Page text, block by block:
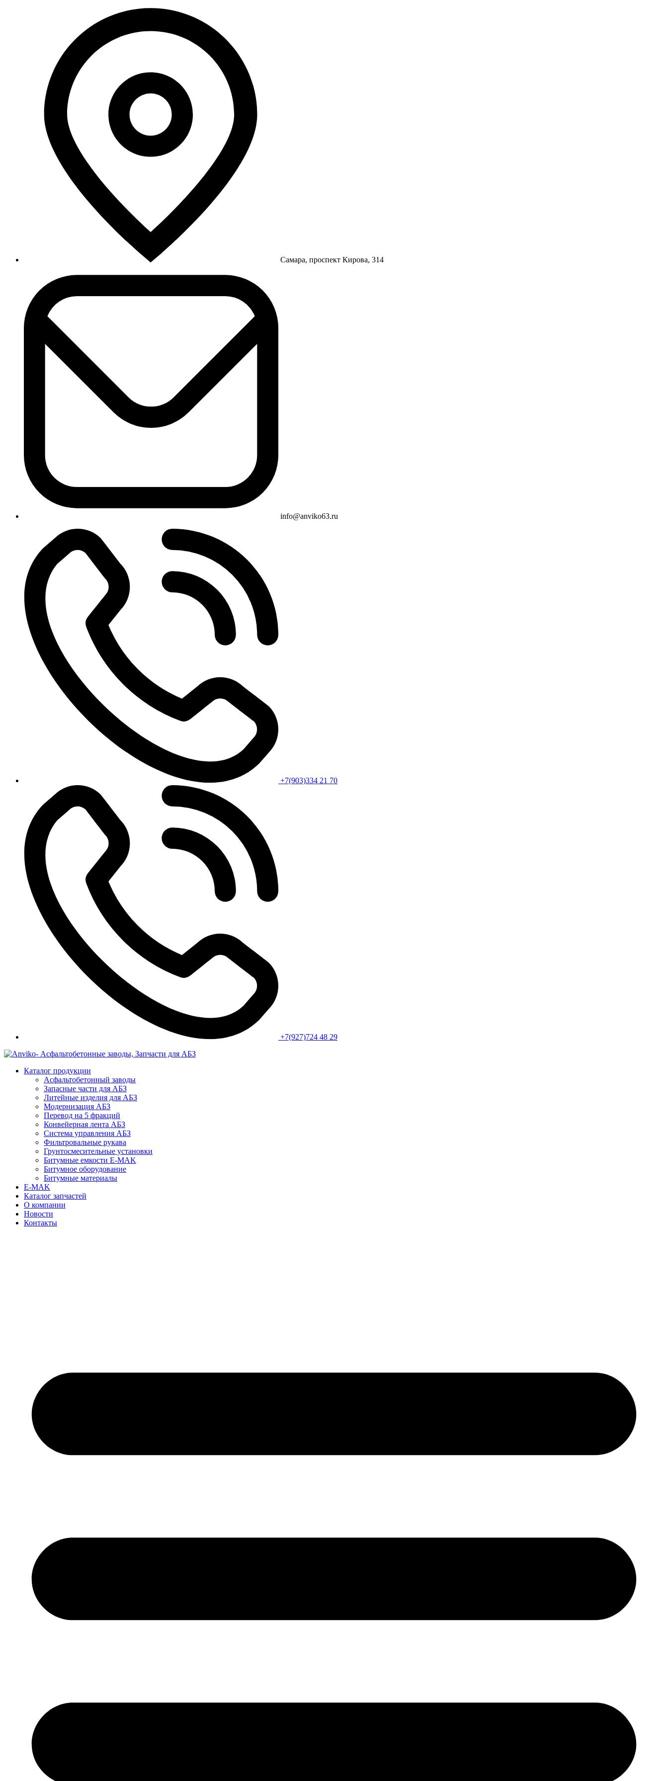
Самара, проспект Кирова, 314
info@anviko63.ru
+7(903)334 21 70
+7(927)724 48 29
Каталог продукции
Асфальтобетонный заводы
Запасные части для АБЗ
Литейные изделия для АБЗ
Модернизация АБЗ
Перевод на 5 фракций
Конвейерная лента АБЗ
Система управления АБЗ
Фильтровальные рукава
Грунтосмесительные установки
Битумные емкости E-MAK
Битумное оборудование
Битумные материалы
E-MAK
Каталог запчастей
О компании
Новости
Контакты